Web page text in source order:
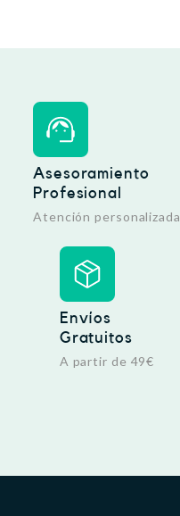
Asesoramiento
Profesional
Atención personalizada
Envíos
Gratuitos
A partir de 49€